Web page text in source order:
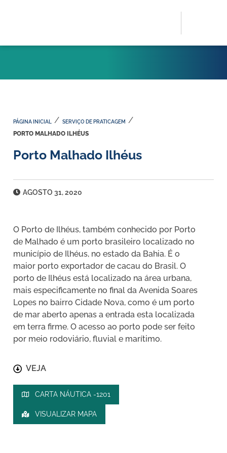
PÁGINA INICIAL / SERVIÇO DE PRATICAGEM /
PORTO MALHADO ILHÉUS
Porto Malhado Ilhéus
AGOSTO 31, 2020
O Porto de Ilhéus, também conhecido por Porto
de Malhado é um porto brasileiro localizado no
município de Ilhéus, no estado da Bahia. É o
maior porto exportador de cacau do Brasil. O
porto de Ilhéus está localizado na área urbana,
mais especificamente no final da Avenida Soares
Lopes no bairro Cidade Nova, como é um porto
de mar aberto apenas a entrada esta localizada
em terra firme. O acesso ao porto pode ser feito
por meio rodoviário, fluvial e marítimo.
VEJA
CARTA NÁUTICA -1201
VISUALIZAR MAPA